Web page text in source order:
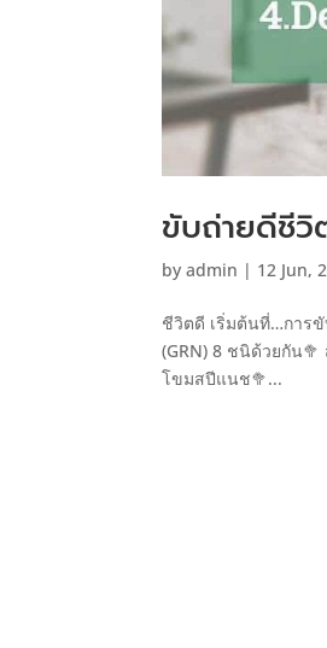
ขับถ่ายดีชีวิ
byadmin | 12 Jun,
ชีวิตดี เริ่มต้นที่…การขั
(GRN) 8 ชนิด้วยกัน
โขมสปีแนช🥦...